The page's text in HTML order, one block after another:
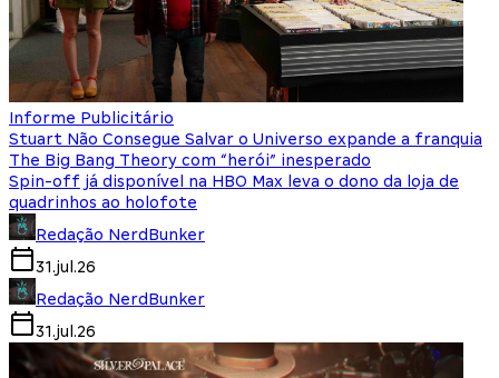
Informe Publicitário
Stuart Não Consegue Salvar o Universo expande a franquia
The Big Bang Theory com “herói” inesperado
Spin-off já disponível na HBO Max leva o dono da loja de
quadrinhos ao holofote
Redação NerdBunker
31.jul.26
Redação NerdBunker
31.jul.26